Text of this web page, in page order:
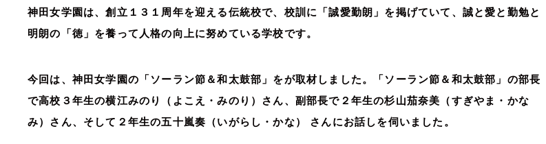
神田女学園は、創立１３１周年を迎える伝統校で、校訓に「誠愛勤朗」を掲げていて、誠と愛と勤勉と
明朗の「徳」を養って人格の向上に努めている学校です。
今回は、神田女学園の「ソーラン節＆和太鼓部」をが取材しました。「ソーラン節＆和太鼓部」の部長
で高校３年生の横江みのり（よこえ・みのり）さん、副部長で２年生の杉山茄奈美（すぎやま・かな
み）さん、そして２年生の五十嵐奏（いがらし・かな） さんにお話しを伺いました 。